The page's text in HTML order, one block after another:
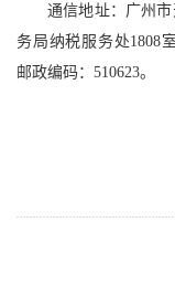
通信地址：广州
务局纳税服务处1808室
邮政编码：510623。